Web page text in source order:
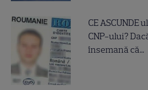
CE ASCUNDE
CNP-ului?
însemană că...